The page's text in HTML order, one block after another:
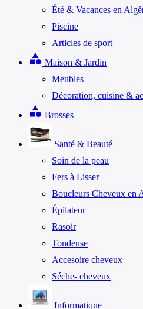
Été & Vacances en
Piscine
Articles de sport
category Maison & Jardin
Meubles
Décoration, cuisine &
category Brosses
Santé & Beauté
Soin de la peau
Fers à Lisser
Boucleurs Cheveux en
Épilateur
Rasoir
Tondeuse
Accesoire cheveux
Séche- cheveux
Informatique